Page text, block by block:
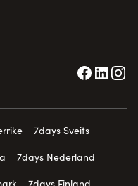
7days Sveits
7days Nederland